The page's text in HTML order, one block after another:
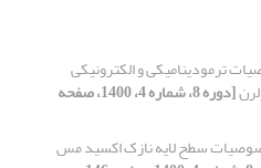
ترمودینامیکی و الکترونیکی
[دوره 8، شماره 4، 1400، صفحه
سطح لایه نازک اکسید مس